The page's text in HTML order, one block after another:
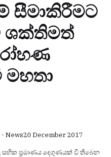
සීමාකිරීමට
ශක්තිමත්
News20 December 2017
සභික ප්‍රමාණය දෙගුණයක් වී තිබෙන